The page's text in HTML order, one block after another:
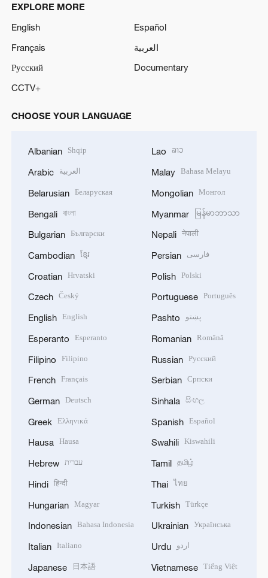
EXPLORE MORE
English
Español
Français
العربية
Русский
Documentary
CCTV+
CHOOSE YOUR LANGUAGE
Albanian Shqip
Arabic العربية
Belarusian Беларуская
Bengali বাংলা
Bulgarian Български
Cambodian ខ្មែរ
Croatian Hrvatski
Czech Český
English English
Esperanto Esperanto
Filipino Filipino
French Français
German Deutsch
Greek Ελληνικά
Hausa Hausa
Hebrew עברית
Hindi हिन्दी
Hungarian Magyar
Indonesian Bahasa Indonesia
Italian Italiano
Japanese 日本語
Lao ລາວ
Malay Bahasa Melayu
Mongolian Монгол
Myanmar မြန်မာဘာသာ
Nepali नेपाली
Persian فارسی
Polish Polski
Portuguese Português
Pashto پښتو
Romanian Română
Russian Русский
Serbian Српски
Sinhala සිංහල
Spanish Español
Swahili Kiswahili
Tamil தமிழ்
Thai ไทย
Turkish Türkçe
Ukrainian Українська
Urdu اردو
Vietnamese Tiếng Việt